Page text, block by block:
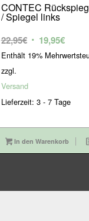
CONTEC
/ Spiegel links
22,95€ Ursprünglicher
Preis
19,95€
Preis
Enthält 19%
zzgl.
Versand
Lieferzeit: 3 - 7 Tage
In den Warenkorb